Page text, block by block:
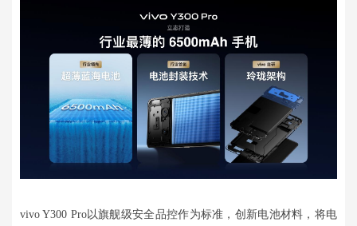
vivo Y300 Pro以旗舰级安全品控作为标准，创新电池材料，将电